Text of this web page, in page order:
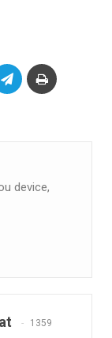
device,
1359